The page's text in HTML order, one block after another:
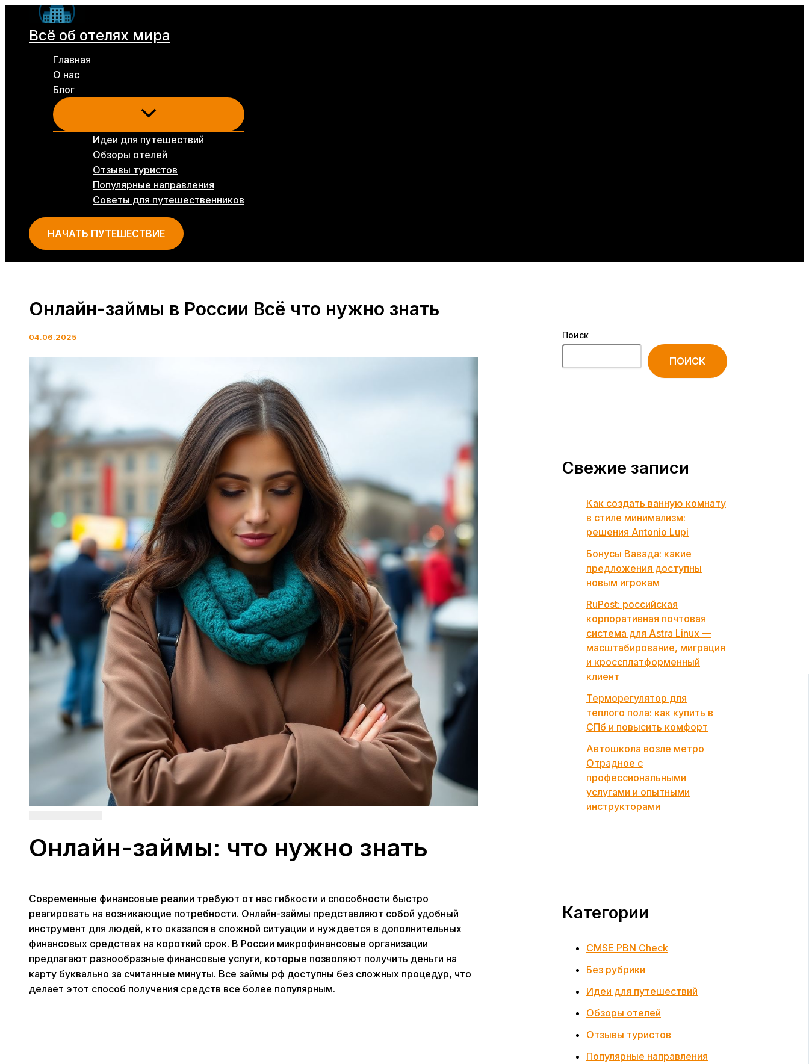
Перейти
содержимому
Всё об отелях мира
Главная
О нас
Блог
Идеи для путешествий
Обзоры отелей
Отзывы туристов
Популярные направления
Советы для путешественников
НАЧАТЬ ПУТЕШЕСТВИЕ
Онлайн-займы в России Всё что нужно знать
04.06.2025
Онлайн-займы: что нужно знать
Современные финансовые реалии требуют от нас гибкости и способности быстро
реагировать на возникающие потребности. Онлайн-займы представляют собой удобный
инструмент для людей, кто оказался в сложной ситуации и нуждается в дополнительных
финансовых средствах на короткий срок. В России микрофинансовые организации
предлагают разнообразные финансовые услуги, которые позволяют получить деньги на
карту буквально за считанные минуты. Все займы рф доступны без сложных процедур, что
делает этот способ получения средств все более популярным.
Поиск
ПОИСК
Свежие записи
Как создать ванную комнату
в стиле минимализм:
решения Antonio Lupi
Бонусы Вавада: какие
предложения доступны
новым игрокам
RuPost: российская
корпоративная почтовая
система для Astra Linux —
масштабирование, миграция
и кроссплатформенный
клиент
Терморегулятор для
теплого пола: как купить в
СПб и повысить комфорт
Автошкола возле метро
Отрадное с
профессиональными
услугами и опытными
инструкторами
Категории
CMSE PBN Check
Без рубрики
Идеи для путешествий
Обзоры отелей
Отзывы туристов
Популярные направления